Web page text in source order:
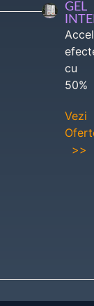
GEL
cu
50%
Vezi
>>